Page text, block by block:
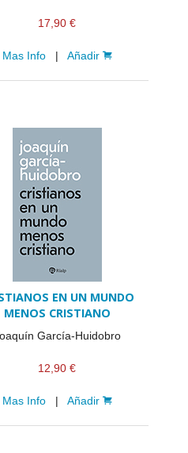
17,90 €
Mas Info| Añadir
EN UN MUNDO
MENOS CRISTIANO
García-Huidobro
12,90 €
Mas Info| Añadir